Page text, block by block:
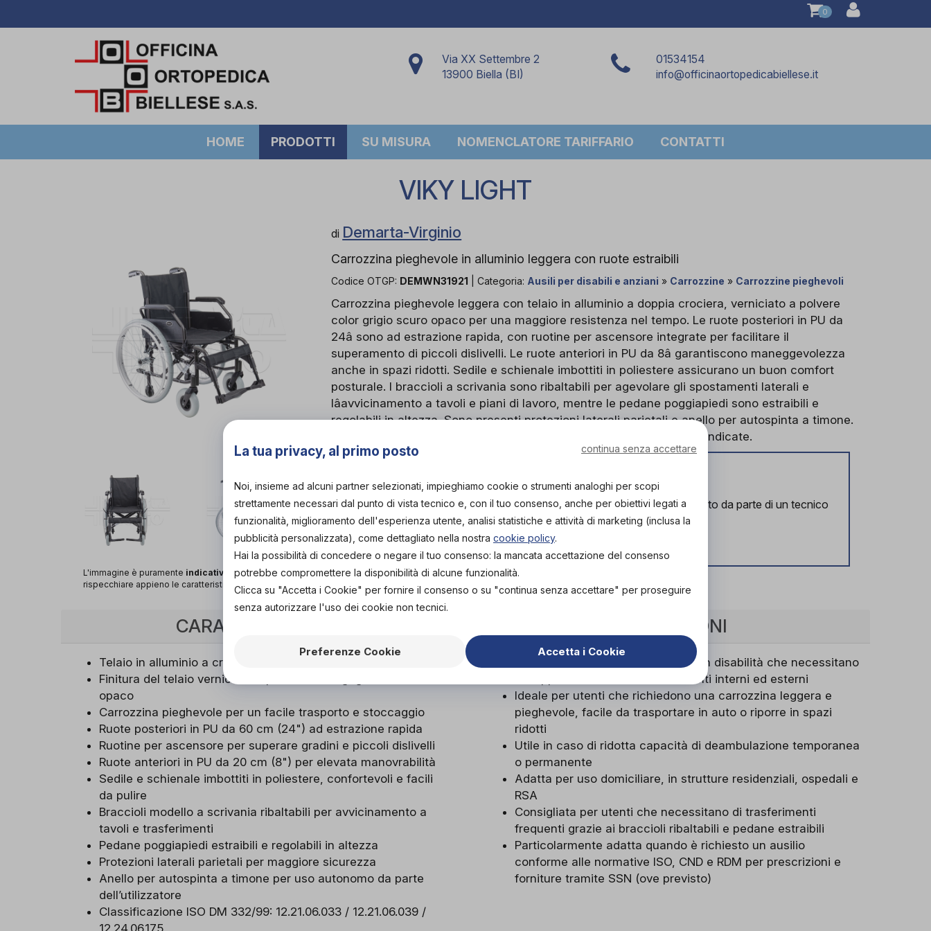
0
Via XX Settembre 2
13900 Biella (BI)
01534154
info@officinaortopedicabiellese.it
HOME PRODOTTI SU MISURA NOMENCLATORE TARIFFARIO CONTATTI
VIKY LIGHT
L'immagine è puramente indicativa
e potrebbe non
rispecchiare appieno le caratteristiche del prodotto.
di Demarta-Virginio
Carrozzina pieghevole in alluminio leggera con ruote estraibili
Codice OTGP: DEMWN31921 | Categoria: Ausili per disabili e anziani » Carrozzine » Carrozzine pieghevoli
Carrozzina pieghevole leggera con telaio in alluminio a doppia crociera, verniciato a polvere
color grigio scuro opaco per una maggiore resistenza nel tempo. Le ruote posteriori in PU da
24â sono ad estrazione rapida, con ruotine per ascensore integrate per facilitare il
superamento di piccoli dislivelli. Le ruote anteriori in PU da 8â garantiscono maneggevolezza
anche in spazi ridotti. Sedile e schienale imbottiti in poliestere assicurano un buon comfort
posturale. I braccioli a scrivania sono ribaltabili per agevolare gli spostamenti laterali e
lâavvicinamento a tavoli e piani di lavoro, mentre le pedane poggiapiedi sono estraibili e
regolabili in altezza. Sono presenti protezioni laterali parietali e anello per autospinta a timone.
Dispositivo medico classificato secondo normative ISO e CND/RDM indicate.
Organizza prova in negozio
L'acquisto in negozio è raccomandato per garantire il corretto supporto da parte di un tecnico
ortopedico specializzato.
CARATTERISTICHE
Telaio in alluminio a crociera doppia, robusto e leggero
Finitura del telaio verniciata a polvere color grigio scuro
opaco
Carrozzina pieghevole per un facile trasporto e stoccaggio
Ruote posteriori in PU da 60 cm (24") ad estrazione rapida
Ruotine per ascensore per superare gradini e piccoli dislivelli
Ruote anteriori in PU da 20 cm (8") per elevata manovrabilità
Sedile e schienale imbottiti in poliestere, confortevoli e facili
da pulire
Braccioli modello a scrivania ribaltabili per avvicinamento a
tavoli e trasferimenti
Pedane poggiapiedi estraibili e regolabili in altezza
Protezioni laterali parietali per maggiore sicurezza
Anello per autospinta a timone per uso autonomo da parte
dell’utilizzatore
Classificazione ISO DM 332/99: 12.21.06.033 / 12.21.06.039 /
INDICAZIONI
Indicato per persone anziane o con disabilità che necessitano
di supporto alla mobilità in ambienti interni ed esterni
Ideale per utenti che richiedono una carrozzina leggera e
pieghevole, facile da trasportare in auto o riporre in spazi
ridotti
Utile in caso di ridotta capacità di deambulazione temporanea
o permanente
Adatta per uso domiciliare, in strutture residenziali, ospedali e
RSA
Consigliata per utenti che necessitano di trasferimenti
frequenti grazie ai braccioli ribaltabili e pedane estraibili
Particolarmente adatta quando è richiesto un ausilio
conforme alle normative ISO, CND e RDM per prescrizioni e
forniture tramite SSN (ove previsto)
La tua privacy, al primo posto continua senza accettare
Noi, insieme ad alcuni partner selezionati, impieghiamo cookie o strumenti analoghi per scopi
strettamente necessari dal punto di vista tecnico e, con il tuo consenso, anche per obiettivi legati a
funzionalità, miglioramento dell'esperienza utente, analisi statistiche e attività di marketing (inclusa la
pubblicità personalizzata), come dettagliato nella nostra cookie policy.
Hai la possibilità di concedere o negare il tuo consenso: la mancata accettazione del consenso
potrebbe compromettere la disponibilità di alcune funzionalità.
Clicca su "Accetta i Cookie" per fornire il consenso o su "continua senza accettare" per proseguire
senza autorizzare l'uso dei cookie non tecnici.
Preferenze Cookie Accetta i Cookie